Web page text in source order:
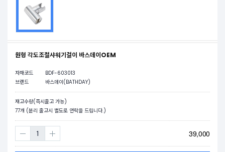
원형 각도조절샤워기걸이 바스데이OEM
자재코드
BDF-603013
브랜드
바스데이(BATHDAY)
재고수량(즉시출고 가능)
77개 (분리 출고시 별도로 연락을 드립니다.)
39,000